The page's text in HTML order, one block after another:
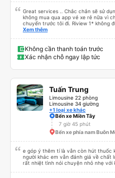
Great services .. Chắc chắn sẽ sử
không mua qua app vé xe rẻ nữa vì
chuyến trước tôi đi. Riview 1* không
lý với khách hàng” trong khi tôi là
Chúng tôi cũng sẽ viết bài trên các
Dalat lẫn vé xe rẻ. Xin cảm ơn.
Xem thêm
Không cần thanh toán trước
Xác nhận chỗ ngay lập tức
Tuấn Trung
Limousine 22 phòng
Limousine 34 giường
+1 loại xe khác
Bến xe Miền Tây
7 giờ 45 phút
Bến xe phía nam Buôn
e góp ý thêm tí là vẫn còn hút thuốc
người khác em vẫn đánh giá về chất lượng nhà xe và bạn nhân viên phục vụ
rất nhiệt tình nói chuyện nhỏ nhẹ với